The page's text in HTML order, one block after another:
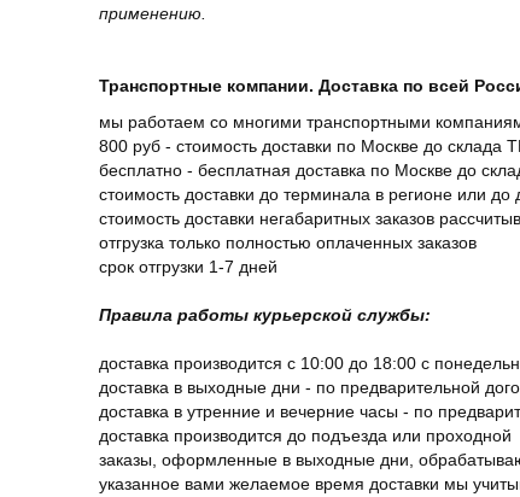
применению.
Транспортные компании. Доставка по всей
мы работаем со многими транспортными
800 руб - стоимость доставки по Москве до склада
бесплатно - бесплатная доставка по Москве до
стоимость доставки до терминала в регионе или
стоимость доставки негабаритных заказов
отгрузка только полностью оплаченных заказов
срок отгрузки 1-7 дней
Правила работы курьерской службы:
доставка производится с 10:00 до 18:00 с
доставка в выходные дни - по предварительной
доставка в утренние и вечерние часы - по
доставка производится до подъезда или проходной
заказы, оформленные в выходные дни,
указанное вами желаемое время доставки мы